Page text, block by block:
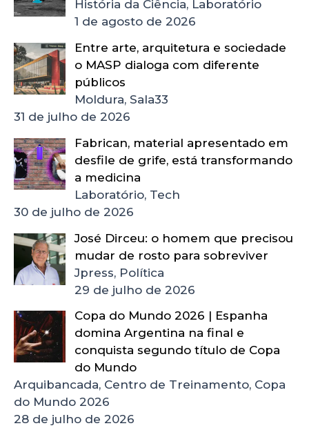
História da Ciência, Laboratório
1 de agosto de 2026
Entre arte, arquitetura e sociedade
o MASP dialoga com diferente
públicos
Moldura, Sala33
31 de julho de 2026
Fabrican, material apresentado em
desfile de grife, está transformando
a medicina
Laboratório, Tech
30 de julho de 2026
José Dirceu: o homem que precisou
mudar de rosto para sobreviver
Jpress, Política
29 de julho de 2026
Copa do Mundo 2026 | Espanha
domina Argentina na final e
conquista segundo título de Copa
do Mundo
Arquibancada, Centro de Treinamento, Copa
do Mundo 2026
28 de julho de 2026